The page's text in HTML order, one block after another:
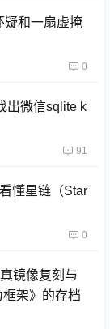
和一扇虚掩
0
出微信sqlite k
91
懂星链（Star
0
镜像复刻与
架》的存档